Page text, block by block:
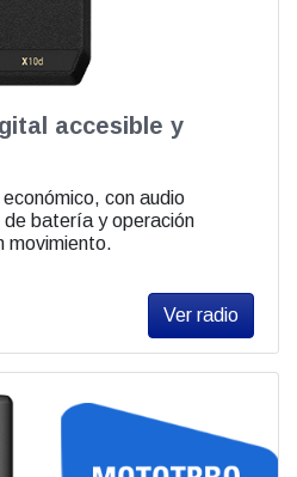
accesible y
con audio
batería y operación
movimiento.
Ver radio